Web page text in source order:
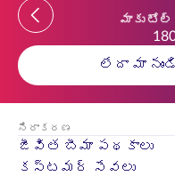
Previous
మాకు
లేదా మా
నిరాకరణ
జీవిత బీమా పథకాలు
కస్టమర్ సేవలు